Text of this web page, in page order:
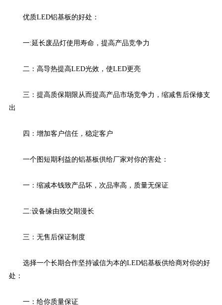
优质LED铝基板的好处：
一:延长废品灯使用寿命，提高产品竞争力
二：高导热提高LED光效，使LED更亮
三：提高质保期限从而提高产品市场竞争力，缩减售后保修支
出
四：增加客户信任，稳定客户
一个图短期利益的铝基板供给厂家对你的害处：
一：缩减本钱致产品坏，次品率高，质量无保证
二:设备缘由致交期漫长
三：无售后保证制度
选择一个长期合作坚持诚信为本的LED铝基板供给商对你的好
处：
一：给你质量保证